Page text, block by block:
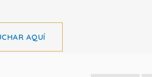
AQUÍ